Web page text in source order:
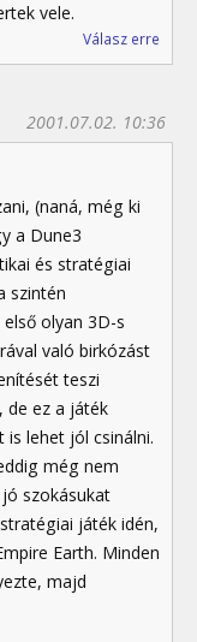
vele.
Válasz erre
2001.07.02. 10:36
(naná, még ki
a Dune3
és stratégiai
szintén
olyan 3D-s
való birkózást
teszi
de ez a játék
lehet jól csinálni.
még nem
szokásukat
játék idén,
Earth. Minden
majd